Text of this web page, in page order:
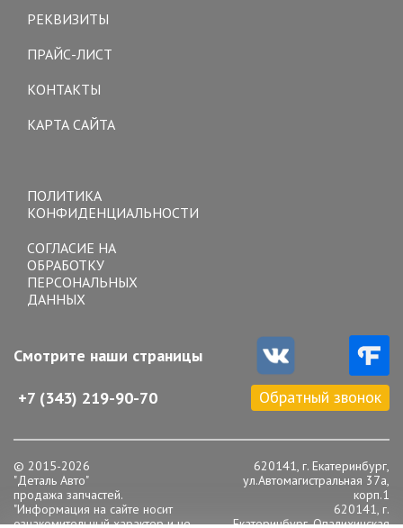
РЕКВИЗИТЫ
ПРАЙС-ЛИСТ
КОНТАКТЫ
КАРТА САЙТА
ПОЛИТИКА
КОНФИДЕНЦИАЛЬНОСТИ
СОГЛАСИЕ НА
ОБРАБОТКУ
ПЕРСОНАЛЬНЫХ
ДАННЫХ
Смотрите наши страницы
+7 (343) 219-90-70 Обратный звонок
© 2015-2026
"Деталь Авто"
продажа запчастей.
"Информация на сайте носит
ознакомительный характер и не
620141, г. Екатеринбург,
ул.Автомагистральная 37а,
корп.1
620141, г.
Екатеринбург, Опалихинская